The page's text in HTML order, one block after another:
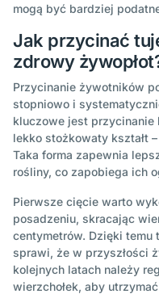
mogą być bardziej
Jak przycinać
zdrowy
Przycinanie żywotników
stopniowo i
kluczowe jest
lekko stożkowaty kształt
Taka forma zapewnia
rośliny, co zapobiega ich
Pierwsze cięcie warto
posadzeniu, skracając
centymetrów. Dzięki
sprawi, że w przyszłości
kolejnych latach należy
wierzchołek, aby